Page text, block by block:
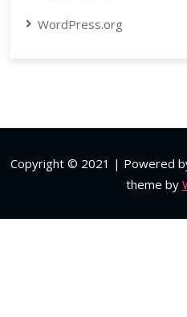
WordPress.org
Copyright © 2021 | Powered
theme by